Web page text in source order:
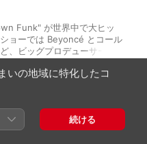
Funk" が世界中で大ヒッ
ョーでは Beyoncé とコール
、ビッグプロデューサーとし
通算4枚目のアルバムは、ステ
の Kevin Parker がゲスト参
応を生んでいる。中でも
なギターサウンドは必聴だ。
いの地域に特化したコ
続ける